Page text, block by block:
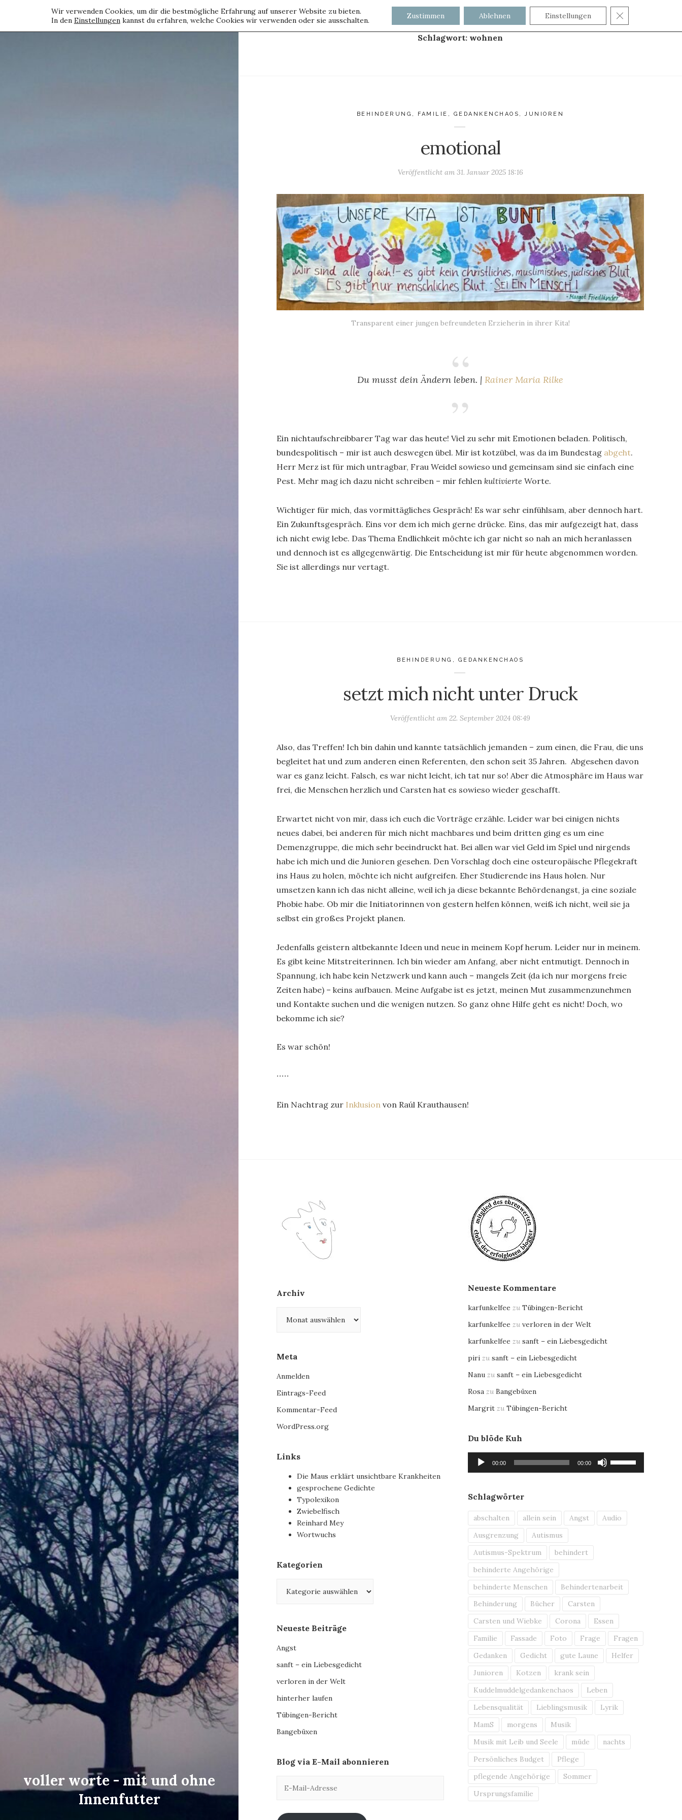
voller worte - mit und ohne
Innenfutter
Schlagwort: wohnen
BEHINDERUNG , FAMILIE , GEDANKENCHAOS ,JUNIOREN
emotional
Veröffentlicht am 31. Januar 2025 18:16
Transparent einer jungen befreundeten Erzieherin in ihrer Kita!
Du musst dein Ändern leben. | Rainer Maria Rilke
Ein nichtaufschreibbarer Tag war das heute! Viel zu sehr mit Emotionen beladen. Politisch,
bundespolitisch – mir ist auch deswegen übel. Mir ist kotzübel, was da im Bundestag abgeht.
Herr Merz ist für mich untragbar, Frau Weidel sowieso und gemeinsam sind sie einfach eine
Pest. Mehr mag ich dazu nicht schreiben – mir fehlen kultivierte Worte.
Wichtiger für mich, das vormittägliches Gespräch! Es war sehr einfühlsam, aber dennoch hart.
Ein Zukunftsgespräch. Eins vor dem ich mich gerne drücke. Eins, das mir aufgezeigt hat, dass
ich nicht ewig lebe. Das Thema Endlichkeit möchte ich gar nicht so nah an mich heranlassen
und dennoch ist es allgegenwärtig. Die Entscheidung ist mir für heute abgenommen worden.
Sie ist allerdings nur vertagt.
BEHINDERUNG , GEDANKENCHAOS
setzt mich nicht unter Druck
Veröffentlicht am22. September 2024 08:49
Also, das Treffen! Ich bin dahin und kannte tatsächlich jemanden – zum einen, die Frau, die uns
begleitet hat und zum anderen einen Referenten, den schon seit 35 Jahren. Abgesehen davon
war es ganz leicht. Falsch, es war nicht leicht, ich tat nur so! Aber die Atmosphäre im Haus war
frei, die Menschen herzlich und Carsten hat es sowieso wieder geschafft.
Erwartet nicht von mir, dass ich euch die Vorträge erzähle. Leider war bei einigen nichts
neues dabei, bei anderen für mich nicht machbares und beim dritten ging es um eine
Demenzgruppe, die mich sehr beeindruckt hat. Bei allen war viel Geld im Spiel und nirgends
habe ich mich und die Junioren gesehen. Den Vorschlag doch eine osteuropäische Pflegekraft
ins Haus zu holen, möchte ich nicht aufgreifen. Eher Studierende ins Haus holen. Nur
umsetzen kann ich das nicht alleine, weil ich ja diese bekannte Behördenangst, ja eine soziale
Phobie habe. Ob mir die Initiatorinnen von gestern helfen können, weiß ich nicht, weil sie ja
selbst ein großes Projekt planen.
Jedenfalls geistern altbekannte Ideen und neue in meinem Kopf herum. Leider nur in meinem.
Es gibt keine Mitstreiterinnen. Ich bin wieder am Anfang, aber nicht entmutigt. Dennoch in
Spannung, ich habe kein Netzwerk und kann auch – mangels Zeit (da ich nur morgens freie
Zeiten habe) – keins aufbauen. Meine Aufgabe ist es jetzt, meinen Mut zusammenzunehmen
und Kontakte suchen und die wenigen nutzen. So ganz ohne Hilfe geht es nicht! Doch, wo
bekomme ich sie?
Es war schön!
∙∙∙∙∙
Ein Nachtrag zur Inklusion von Raúl Krauthausen!
Archiv
Meta
Anmelden
Eintrags-Feed
Kommentar-Feed
WordPress.org
Links
Die Maus erklärt unsichtbare Krankheiten
gesprochene Gedichte
Typolexikon
Zwiebelfisch
Reinhard Mey
Wortwuchs
Kategorien
Neueste Beiträge
Angst
sanft – ein Liebesgedicht
verloren in der Welt
hinterher laufen
Tübingen-Bericht
Bangebüxen
Blog via E-Mail abonnieren
Mail-
Neueste Kommentare
karfunkelfee zuTübingen-Bericht
karfunkelfee zuverloren in der Welt
karfunkelfee zusanft – ein Liebesgedicht
piri zusanft – ein Liebesgedicht
Nanu zusanft – ein Liebesgedicht
Rosa zuBangebüxen
Margrit zuTübingen-Bericht
Du blöde Kuh
Audio-
Player
00:00 00:00
Lautstärke
zu
Schlagwörter
abschalten allein sein Angst
Audio
Ausgrenzung
Autismus
Autismus-Spektrum
behindert
behinderte Angehörige
behinderte Menschen
Behindertenarbeit
Behinderung
Bücher
Carsten
Carsten und Wiebke
Corona
Essen
Familie
Fassade Foto Frage
Fragen
Gedanken
Gedicht gute Laune
Helfer
Junioren
Kotzen
krank sein
Kuddelmuddelgedankenchaos
Leben
Lebensqualität
Lieblingsmusik
Lyrik
MamS
morgens
Musik
Musik mit Leib und Seele
müde
nachts
Persönliches Budget
Pflege
pflegende Angehörige
Sommer
Ursprungsfamilie
Wir verwenden Cookies, um dir die bestmögliche Erfahrung auf unserer Website zu bieten.
In den Einstellungenkannst du erfahren, welche Cookies wir verwenden oder sie ausschalten. Zustimmen Ablehnen Einstellungen GDPR